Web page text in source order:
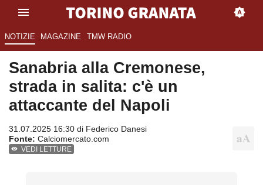
NOTIZIE MAGAZINE TMW RADIO
Sanabria alla Cremonese,
strada in salita: c'è un
attaccante del Napoli
31.07.2025 16:30 di Federico Danesi
Fonte: Calciomercato.com
VEDI LETTURE